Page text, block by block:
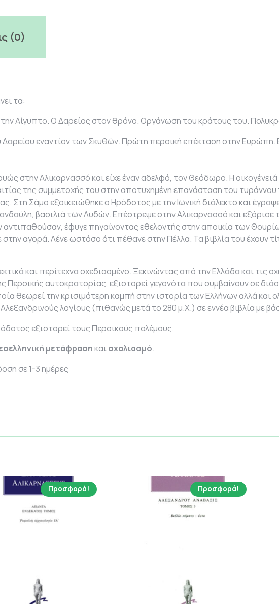
(0)
τα:
την Αίγυπτο. Ο Δαρείος στον θρόνο. Οργάνωση του κράτους του.
Δαρείου εναντίον των Σκυθών. Πρώτη περσική επέκταση στην
στην Αλικαρνασσό και είχε έναν αδελφό, τον Θεόδωρο. Η
της συμμετοχής του στην αποτυχημένη επανάσταση του
Στη Σάμο εξοικειώθηκε ο Ηρόδοτος με την Ιωνική διάλεκτο και
βασιλιά των Λυδών. Επέστρεψε στην Αλικαρνασσό και εξόρισε
έφυγε πηγαίνοντας εθελοντής στην αποικία των
αγορά. Λένε ωστόσο ότι πέθανε στην Πέλλα. Τα βιβλία του έχουν
και περίτεχνα σχεδιασμένο. Ξεκινώντας από την Ελλάδα και τις
Περσικής αυτοκρατορίας, εξιστορεί γεγονότα που συμβαίνουν σε
θεωρεί την κρισιμότερη καμπή στην ιστορία των Ελλήνων αλλά και
λογίους (πιθανώς μετά το 280 μ.Χ.) σε εννέα βιβλία με
εξιστορεί τους Περσικούς πολέμους.
μετάφρασηκαισχολιασμό.
σε 1-3 ημέρες
Προσφορά! Προσφορά!